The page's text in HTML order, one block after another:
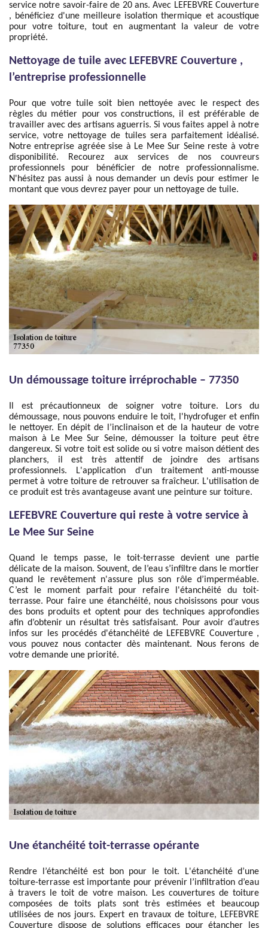
service notre savoir-faire de 20 ans. Avec LEFEBVRE Couverture
, bénéficiez d'une meilleure isolation thermique et acoustique
pour votre toiture, tout en augmentant la valeur de votre
propriété.
Nettoyage de tuile avec LEFEBVRE Couverture ,
l’entreprise professionnelle
Pour que votre tuile soit bien nettoyée avec le respect des
règles du métier pour vos constructions, il est préférable de
travailler avec des artisans aguerris. Si vous faites appel à notre
service, votre nettoyage de tuiles sera parfaitement idéalisé.
Notre entreprise agréée sise à Le Mee Sur Seine reste à votre
disponibilité. Recourez aux services de nos couvreurs
professionnels pour bénéficier de notre professionnalisme.
N'hésitez pas aussi à nous demander un devis pour estimer le
montant que vous devrez payer pour un nettoyage de tuile.
Un démoussage toiture irréprochable – 77350
Il est précautionneux de soigner votre toiture. Lors du
démoussage, nous pouvons enduire le toit, l'hydrofuger et enfin
le nettoyer. En dépit de l’inclinaison et de la hauteur de votre
maison à Le Mee Sur Seine, démousser la toiture peut être
dangereux. Si votre toit est solide ou si votre maison détient des
planchers, il est très attentif de joindre des artisans
professionnels. L'application d'un traitement anti-mousse
permet à votre toiture de retrouver sa fraîcheur. L'utilisation de
ce produit est très avantageuse avant une peinture sur toiture.
LEFEBVRE Couverture qui reste à votre service à
Le Mee Sur Seine
Quand le temps passe, le toit-terrasse devient une partie
délicate de la maison. Souvent, de l’eau s’infiltre dans le mortier
quand le revêtement n'assure plus son rôle d’imperméable.
C’est le moment parfait pour refaire l'étanchéité du toit-
terrasse. Pour faire une étanchéité, nous choisissons pour vous
des bons produits et optent pour des techniques approfondies
afin d’obtenir un résultat très satisfaisant. Pour avoir d’autres
infos sur les procédés d'étanchéité de LEFEBVRE Couverture ,
vous pouvez nous contacter dès maintenant. Nous ferons de
votre demande une priorité.
Une étanchéité toit-terrasse opérante
Rendre l’étanchéité est bon pour le toit. L'étanchéité d’une
toiture-terrasse est importante pour prévenir l’infiltration d’eau
à travers le toit de votre maison. Les couvertures de toiture
composées de toits plats sont très estimées et beaucoup
utilisées de nos jours. Expert en travaux de toiture, LEFEBVRE
Couverture dispose de solutions efficaces pour étancher les